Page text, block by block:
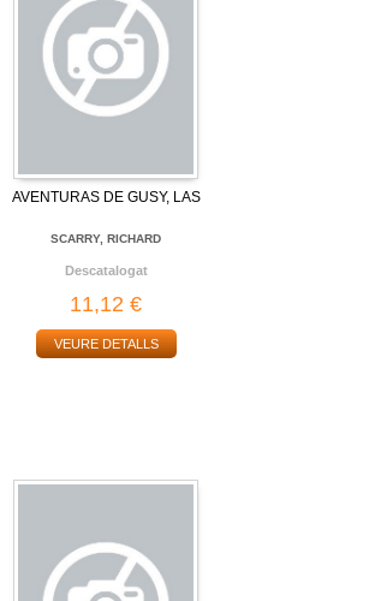
AVENTURAS DE GUSY, LAS
SCARRY, RICHARD
Descatalogat
11,12 €
VEURE DETALLS